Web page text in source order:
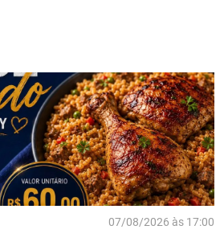
07/08/2026 às 17:00